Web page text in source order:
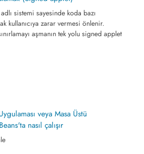
sistemi sayesinde koda bazı
kullanıcıya zarar vermesi önlenir.
aşmanın tek yolu signed applet
veya Masa Üstü
nasıl çalışır